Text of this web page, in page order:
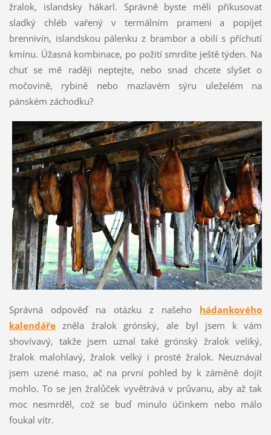
žralok, islandsky hákarl. Správně byste měli přikusovat
sladký chléb vařený v termálním prameni a popíjet
brennivín, islandskou pálenku z brambor a obilí s příchutí
kmínu. Úžasná kombinace, po požití smrdíte ještě týden. Na
chuť se mě raději neptejte, nebo snad chcete slyšet o
močovině, rybině nebo mazlavém sýru uleželém na
pánském záchodku?
Správná odpověď na otázku z našeho hádankového
kalendářezněla žralok grónský, ale byl jsem k vám
shovívavý, takže jsem uznal také grónský žralok veliký,
žralok malohlavý, žralok velký i prosté žralok. Neuznával
jsem uzené maso, ač na první pohled by k záměně dojít
mohlo. To se jen žralůček vyvětrává v průvanu, aby až tak
moc nesmrděl, což se buď minulo účinkem nebo málo
foukal vítr.